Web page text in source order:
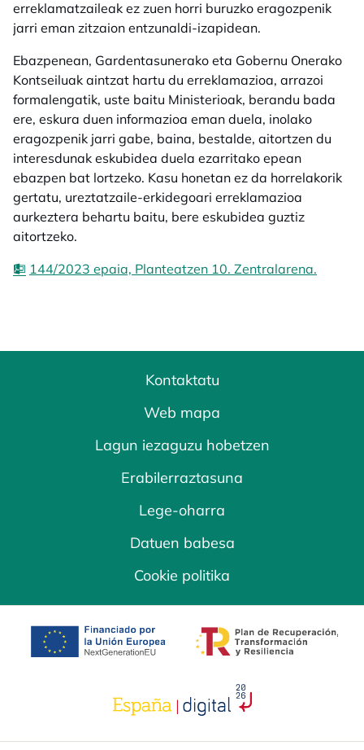
erreklamatzaileak ez zuen horri buruzko eragozpenik
jarri eman zitzaion entzunaldi-izapidean.
Ebazpenean, Gardentasunerako eta Gobernu Onerako
Kontseiluak aintzat hartu du erreklamazioa, arrazoi
formalengatik, uste baitu Ministerioak, berandu bada
ere, eskura duen informazioa eman duela, inolako
eragozpenik jarri gabe, baina, bestalde, aitortzen du
interesdunak eskubidea duela ezarritako epean
ebazpen bat lortzeko. Kasu honetan ez da horrelakorik
gertatu, ureztatzaile-erkidegoari erreklamazioa
aurkeztera behartu baitu, bere eskubidea guztiz
aitortzeko.
144/2023 epaia, Planteatzen 10. Zentralarena.
Kontaktatu
Web mapa
Lagun iezaguzu hobetzen
Erabilerraztasuna
Lege-oharra
Datuen babesa
Cookie politika
opens in a new tab opens in a new
opens in a new tab